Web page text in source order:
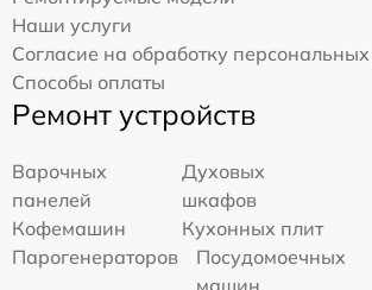
Наши услуги
Согласие на обработку
Способы оплаты
Ремонт устройств
Варочных
панелей
Духовых
шкафов
Кофемашин
Кухонных плит
Парогенераторов
Посудомоечных